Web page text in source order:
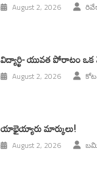
August 2, 2026
విద్యార్థి- యువత పోరాటం ఒక
August 2, 2026
యాభైయ్యారు మార్కులు!
August 2, 2026